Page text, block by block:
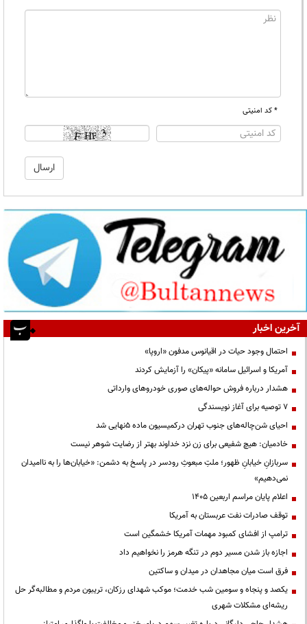
* کد امنیتی
آخرین اخبار
احتمال وجود حیات در اقیانوس مدفون «اروپا»
آمریکا و اسرائیل سامانه «پیکان» را آزمایش کردند
هشدار درباره فروش حواله‌های صوری خودروهای وارداتی
۷ توصیه برای آغاز نویسندگی
احیای شن‌چاله‌های جنوب تهران درکمیسیون ماده ۵نهایی شد
خادمیان: هیچ شفیعی برای زن نزد خداوند بهتر از رضایت شوهر نیست
سربازانِ خیابانِ ظهور؛ ملتِ مبعوثِ رودسر در پاسخ به دشمن: «خیابان‌ها را به ناامیدان
نمی‌دهیم»
اعلام پایان مراسم اربعین ۱۴۰۵
توقف صادرات نفت عربستان به آمریکا
ترامپ از افشای کمبود مهمات آمریکا خشمگین است
اجازه باز شدن مسیر دوم در تنگه هرمز را نخواهیم داد
فرق است میان مجاهدان در میدان و ساکتین
یکصد و پنجاه و سومین شب خدمت؛ موکب شهدای رزکان، تریبون مردم و مطالبه‌گر حل
ریشه‌ای مشکلات شهری